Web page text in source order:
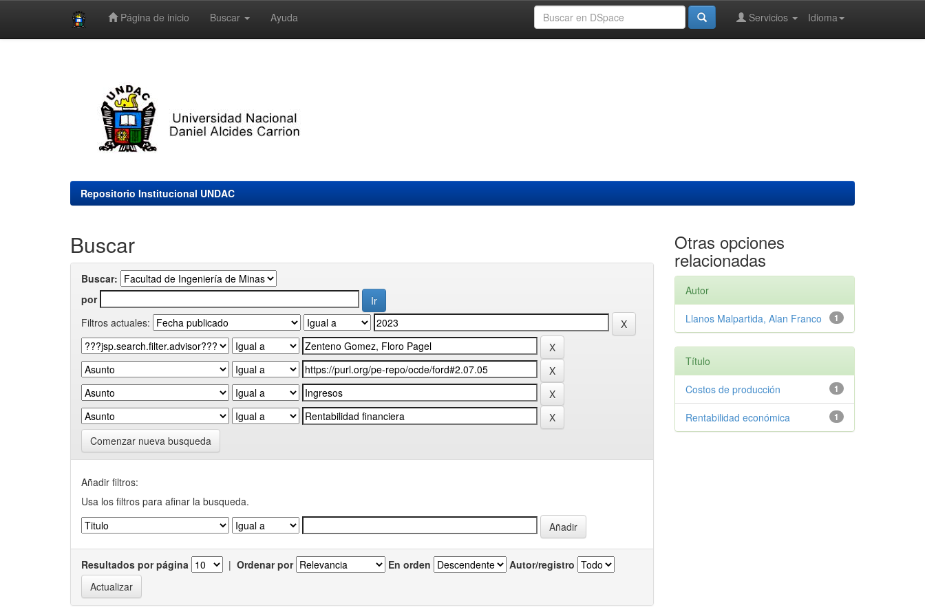
Página de inicio Buscar Ayuda Idioma
Servicios
Repositorio Institucional UNDAC
Buscar
Buscar:
por
Filtros actuales:
Comenzar nueva busqueda
Añadir filtros:
Usa los filtros para afinar la busqueda.
Resultados por página | Ordenar por En orden Autor/registro
Otras opciones
relacionadas
Autor
1
Llanos Malpartida, Alan Franco
Título
1
Costos de producción
1
Rentabilidad económica